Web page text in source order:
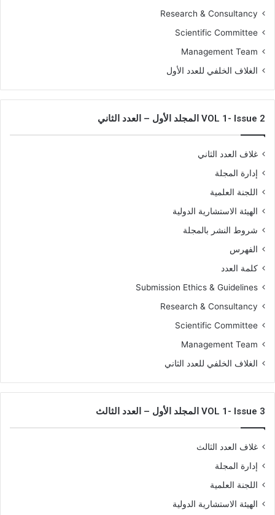
Research & Consultancy
Scientific Committee
Management Team
الغلاف الخلفي للعدد الأول
VOL 1- Issue 2 المجلد الأول – العدد الثاني
غلاف العدد الثاني
إدارة المجلة
اللجنة العلمية
الهيئة الاستشارية الدولية
شروط النشر بالمجلة
الفهرس
كلمة العدد
Submission Ethics & Guidelines
Research & Consultancy
Scientific Committee
Management Team
الغلاف الخلفي للعدد الثاني
VOL 1- Issue 3 المجلد الأول – العدد الثالث
غلاف العدد الثالث
إدارة المجلة
اللجنة العلمية
الهيئة الاستشارية الدولية